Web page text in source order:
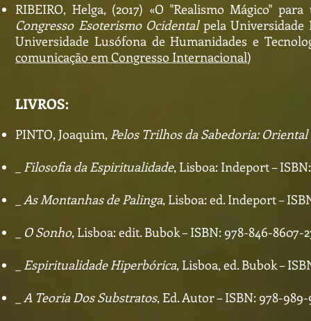
RIBEIRO, Helga, (2017) «O "Realismo Mágico"
Congresso Esoterismo Ocidentalpela Universidade
Universidade Lusófona de Humanidades e
comunicação em Congresso Internacional)
LIVROS:
PINTO, Joaquim, Pelos Trilhos da Sabedoria: Oriental
Filosofia da Espiritualidade, Lisboa: Indeport –
As Montanhas de Palinga, Lisboa: ed. Indeport –
O Sonho, Lisboa: edit. Bubok – ISBN: 978-846-8607-
Espiritualidade Hiperbórica, Lisboa, ed. Bubok –
A Teoria Dos Substratos, Ed. Autor – ISBN: 978-